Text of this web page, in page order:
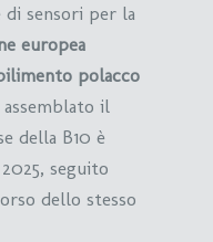
di sensori per la
europea
polacco
assemblato il
della B10 è
seguito
dello stesso